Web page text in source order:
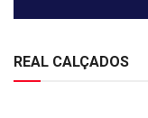
REAL CALÇADOS